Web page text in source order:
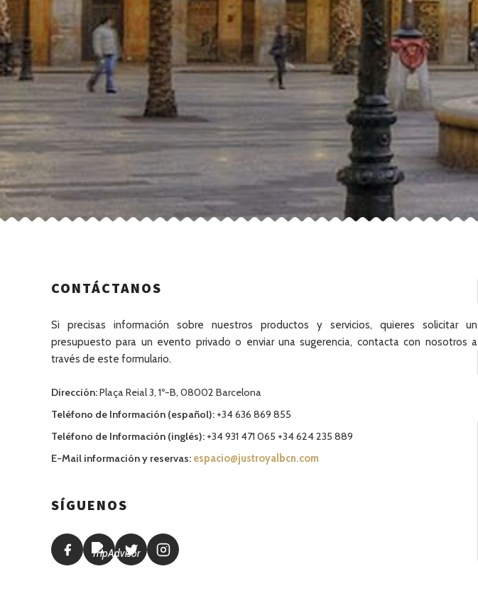
CONTÁCTANOS
Si precisas información sobre nuestros productos y servicios, quieres solicitar un
presupuesto para un evento privado o enviar una sugerencia, contacta con nosotros a
través de este formulario.
Dirección:Plaça Reial 3, 1º-B, 08002 Barcelona
Teléfono de Información (español): +34 636 869 855
Teléfono de Información (inglés): +34 931 471 065 +34 624 235 889
E-Mail información y reservas: espacio@justroyalbcn.com
SÍGUENOS